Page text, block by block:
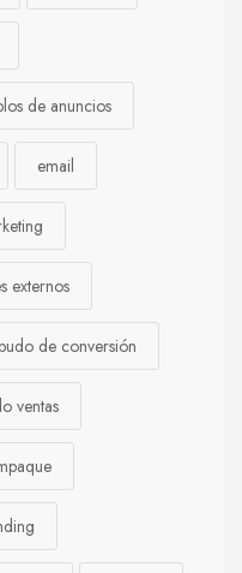
de anuncios
email
externos
de conversión
ventas